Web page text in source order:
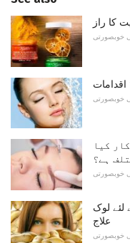
خوبصورتی
خوبصورتی
کیا
ہے؟
خوبصورتی
لئے لوک
علاج
خوبصورتی